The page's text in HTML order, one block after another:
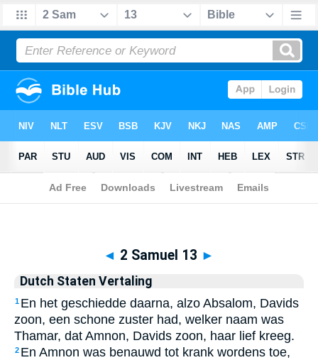
Biblia>Dutch Staten Vertaling > 2 Samuel 13
◄ 2 Samuel 13 ►
Dutch Staten Vertaling
1 En het geschiedde daarna, alzo Absalom, Davids
zoon, een schone zuster had, welker naam was
Thamar, dat Amnon, Davids zoon, haar lief kreeg.
2 En Amnon was benauwd tot krank wordens toe,